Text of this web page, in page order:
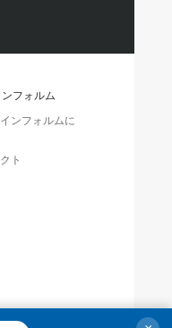
フォルム
ンフォルムに
ト